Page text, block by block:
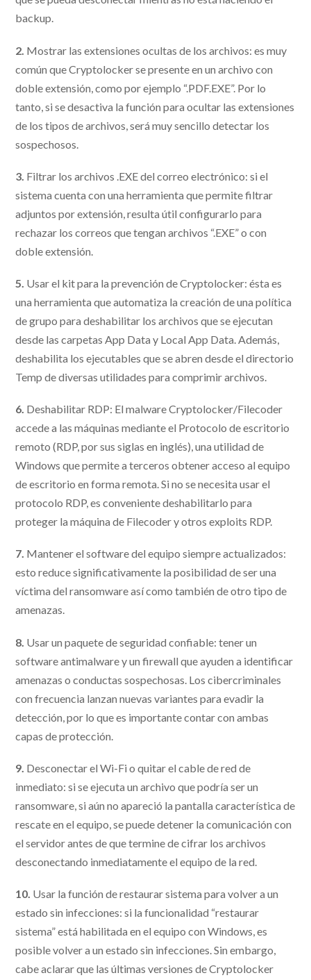
backup.
2. Mostrar las extensiones ocultas de los archivos: es muy
común que Cryptolocker se presente en un archivo con
doble extensión, como por ejemplo “.PDF.EXE”. Por lo
tanto, si se desactiva la función para ocultar las extensiones
de los tipos de archivos, será muy sencillo detectar los
sospechosos.
3. Filtrar los archivos .EXE del correo electrónico: si el
sistema cuenta con una herramienta que permite filtrar
adjuntos por extensión, resulta útil configurarlo para
rechazar los correos que tengan archivos “.EXE” o con
doble extensión.
5. Usar el kit para la prevención de Cryptolocker: ésta es
una herramienta que automatiza la creación de una política
de grupo para deshabilitar los archivos que se ejecutan
desde las carpetas App Data y Local App Data. Además,
deshabilita los ejecutables que se abren desde el directorio
Temp de diversas utilidades para comprimir archivos.
6. Deshabilitar RDP: El malware Cryptolocker/Filecoder
accede a las máquinas mediante el Protocolo de escritorio
remoto (RDP, por sus siglas en inglés), una utilidad de
Windows que permite a terceros obtener acceso al equipo
de escritorio en forma remota. Si no se necesita usar el
protocolo RDP, es conveniente deshabilitarlo para
proteger la máquina de Filecoder y otros exploits RDP.
7. Mantener el software del equipo siempre actualizados:
esto reduce significativamente la posibilidad de ser una
víctima del ransomware así como también de otro tipo de
amenazas.
8. Usar un paquete de seguridad confiable: tener un
software antimalware y un firewall que ayuden a identificar
amenazas o conductas sospechosas. Los cibercriminales
con frecuencia lanzan nuevas variantes para evadir la
detección, por lo que es importante contar con ambas
capas de protección.
9. Desconectar el Wi-Fi o quitar el cable de red de
inmediato: si se ejecuta un archivo que podría ser un
ransomware, si aún no apareció la pantalla característica de
rescate en el equipo, se puede detener la comunicación con
el servidor antes de que termine de cifrar los archivos
desconectando inmediatamente el equipo de la red.
10. Usar la función de restaurar sistema para volver a un
estado sin infecciones: si la funcionalidad “restaurar
sistema” está habilitada en el equipo con Windows, es
posible volver a un estado sin infecciones. Sin embargo,
cabe aclarar que las últimas versiones de Cryptolocker